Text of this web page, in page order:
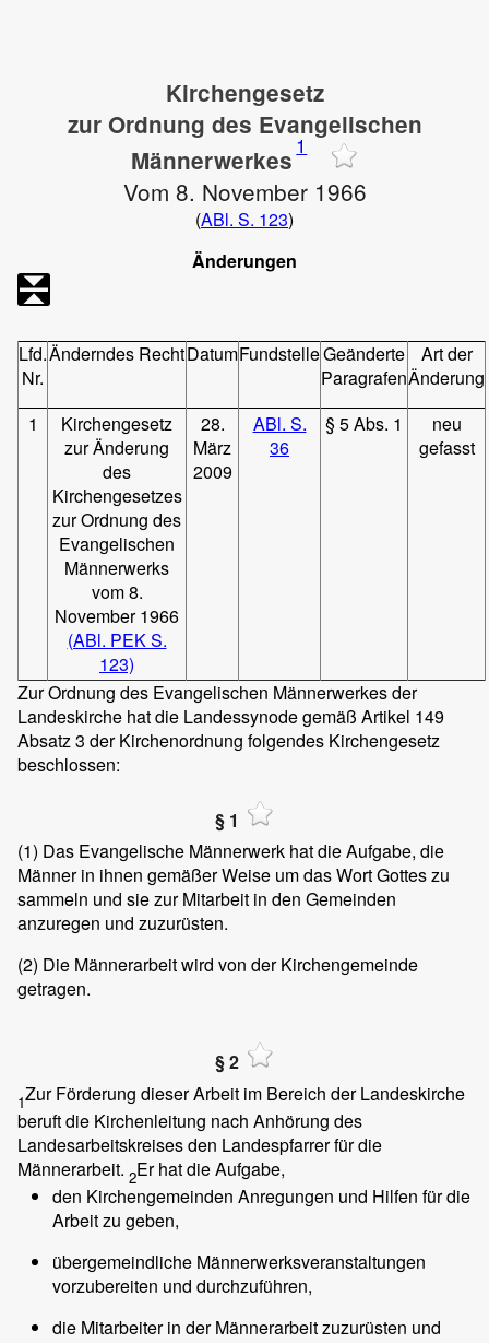
Kirchengesetz
zur Ordnung des Evangelischen
Männerwerkes 1
Vom 8. November 1966
(ABl. S. 123)
Änderungen
Lfd.
Nr.
Änderndes RechtDatumFundstelleGeänderte
Paragrafen
Art der
Änderung
1
Kirchengesetz
zur Änderung
des
Kirchengesetzes
zur Ordnung des
Evangelischen
Männerwerks
vom 8.
November 1966
(ABl. PEK S.
123)
28.
März
2009
ABl. S.
36
§ 5 Abs. 1
neu
gefasst
Zur Ordnung des Evangelischen Männerwerkes der
Landeskirche hat die Landessynode gemäß Artikel 149
Absatz 3 der Kirchenordnung folgendes Kirchengesetz
beschlossen:
§ 1
(1) Das Evangelische Männerwerk hat die Aufgabe, die
Männer in ihnen gemäßer Weise um das Wort Gottes zu
sammeln und sie zur Mitarbeit in den Gemeinden
anzuregen und zuzurüsten.
(2) Die Männerarbeit wird von der Kirchengemeinde
getragen.
§ 2
1Zur Förderung dieser Arbeit im Bereich der Landeskirche
beruft die Kirchenleitung nach Anhörung des
Landesarbeitskreises den Landespfarrer für die
Männerarbeit. 2Er hat die Aufgabe,
den Kirchengemeinden Anregungen und Hilfen für die
Arbeit zu geben,
übergemeindliche Männerwerksveranstaltungen
vorzubereiten und durchzuführen,
die Mitarbeiter in der Männerarbeit zuzurüsten und